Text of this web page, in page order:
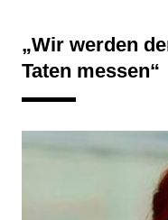
„Wir werden
Taten messen“